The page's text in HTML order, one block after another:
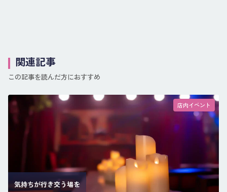
関連記事
この記事を読んだ方におすすめ
店内イベント
気持ちが行き交う場を